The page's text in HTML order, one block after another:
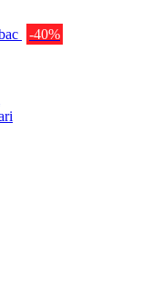
-40%